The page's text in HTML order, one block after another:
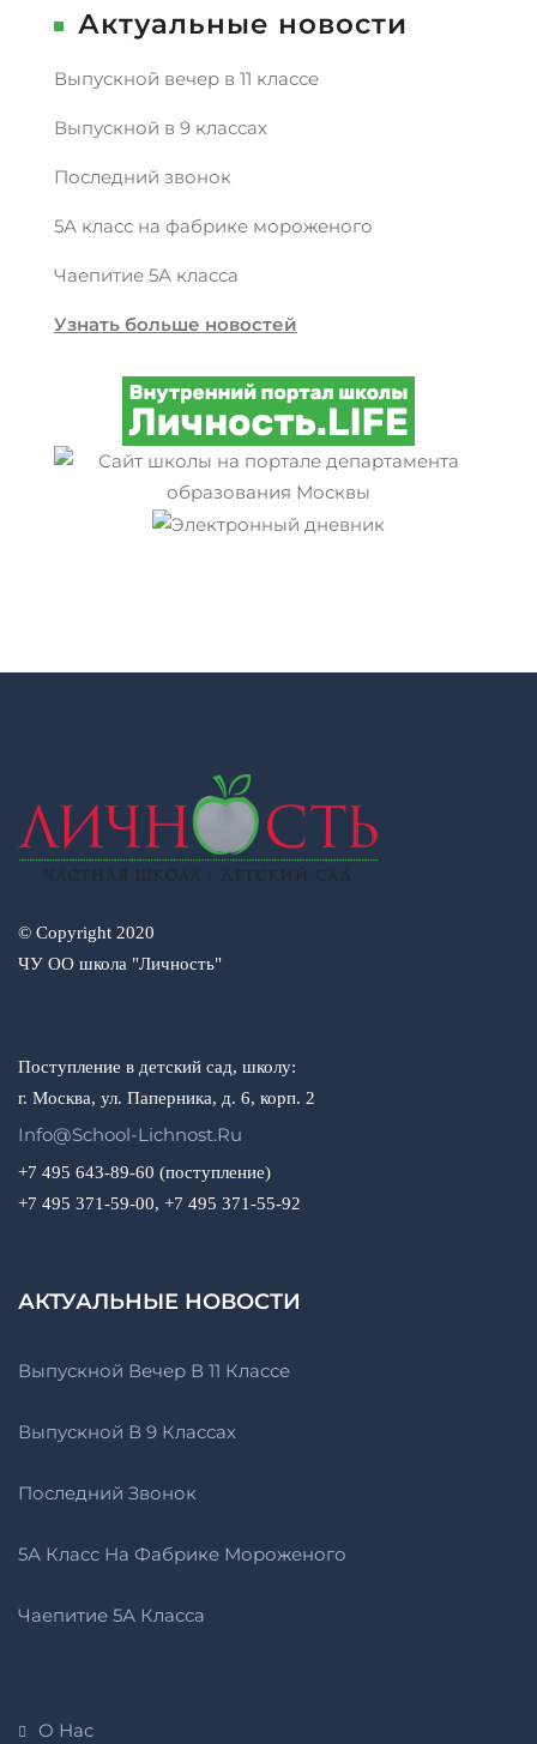
Актуальные новости
Выпускной вечер в 11 классе
Выпускной в 9 классах
Последний звонок
5А класс на фабрике мороженого
Чаепитие 5А класса
Узнать больше новостей
© Copyright 2020
ЧУ ОО школа "Личность"
Поступление в детский сад, школу:
г. Москва, ул. Паперника, д. 6, корп. 2
Info@school-Lichnost.ru
+7 495 643-89-60 (поступление)
+7 495 371-59-00, +7 495 371-55-92
АКТУАЛЬНЫЕ НОВОСТИ
Выпускной Вечер В 11 Классе
Выпускной В 9 Классах
Последний Звонок
5А Класс На Фабрике Мороженого
Чаепитие 5А Класса
О Нас